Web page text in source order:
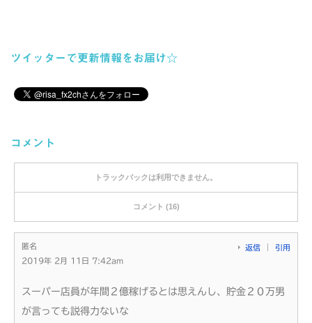
ツイッターで更新情報をお届け☆
コメント
トラックバックは利用できません。
コメント (16)
匿名
2019年 2月 11日 7:42am
返信 引用
スーパー店員が年間２億稼げるとは思えんし、貯金２０万男
が言っても説得力ないな